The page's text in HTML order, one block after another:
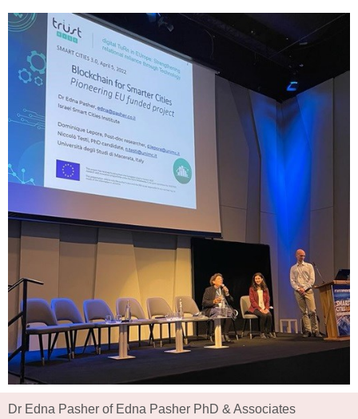
Dr Edna Pasher of Edna Pasher PhD & Associates